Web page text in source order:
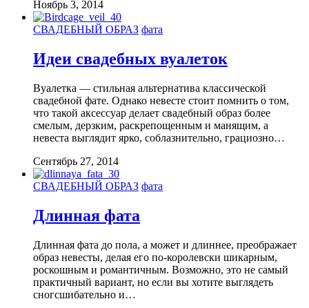
Ноябрь 3, 2014
СВАДЕБНЫЙ ОБРАЗ фата
Идеи свадебных вуалеток
Вуалетка — стильная альтернатива классической
свадебной фате. Однако невесте стоит помнить о том,
что такой аксессуар делает свадебный образ более
смелым, дерзким, раскрепощенным и манящим, а
невеста выглядит ярко, соблазнительно, грациозно…
Сентябрь 27, 2014
СВАДЕБНЫЙ ОБРАЗ фата
Длинная фата
Длинная фата до пола, а может и длиннее, преображает
образ невесты, делая его по-королевски шикарным,
роскошным и романтичным. Возможно, это не самый
практичный вариант, но если вы хотите выглядеть
сногсшибательно и…